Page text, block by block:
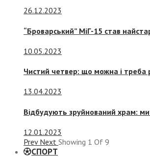
26.12.2023
“Броварський” МіГ-15 став
10.05.2023
Чистий четвер: що можна і треба
13.04.2023
Відбудують зруйнований храм:
12.01.2023
Prev Next Showing 1 Of 9
СПОРТ